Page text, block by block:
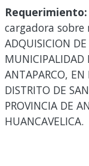
Requerimiento:
cargadora sobre
ADQUISICION DE
MUNICIPALIDAD
ANTAPARCO, EN
DISTRITO DE
PROVINCIA DE
HUANCAVELICA.